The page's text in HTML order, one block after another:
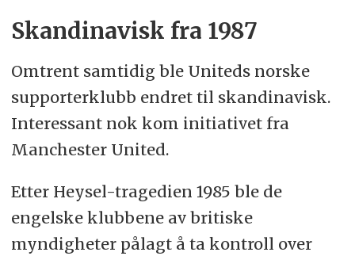
Skandinavisk fra 1987
Omtrent samtidig ble Uniteds norske
supporterklubb endret til skandinavisk.
Interessant nok kom initiativet fra
Manchester United.
Etter Heysel-tragedien 1985 ble de
engelske klubbene av britiske
myndigheter pålagt å ta kontroll over